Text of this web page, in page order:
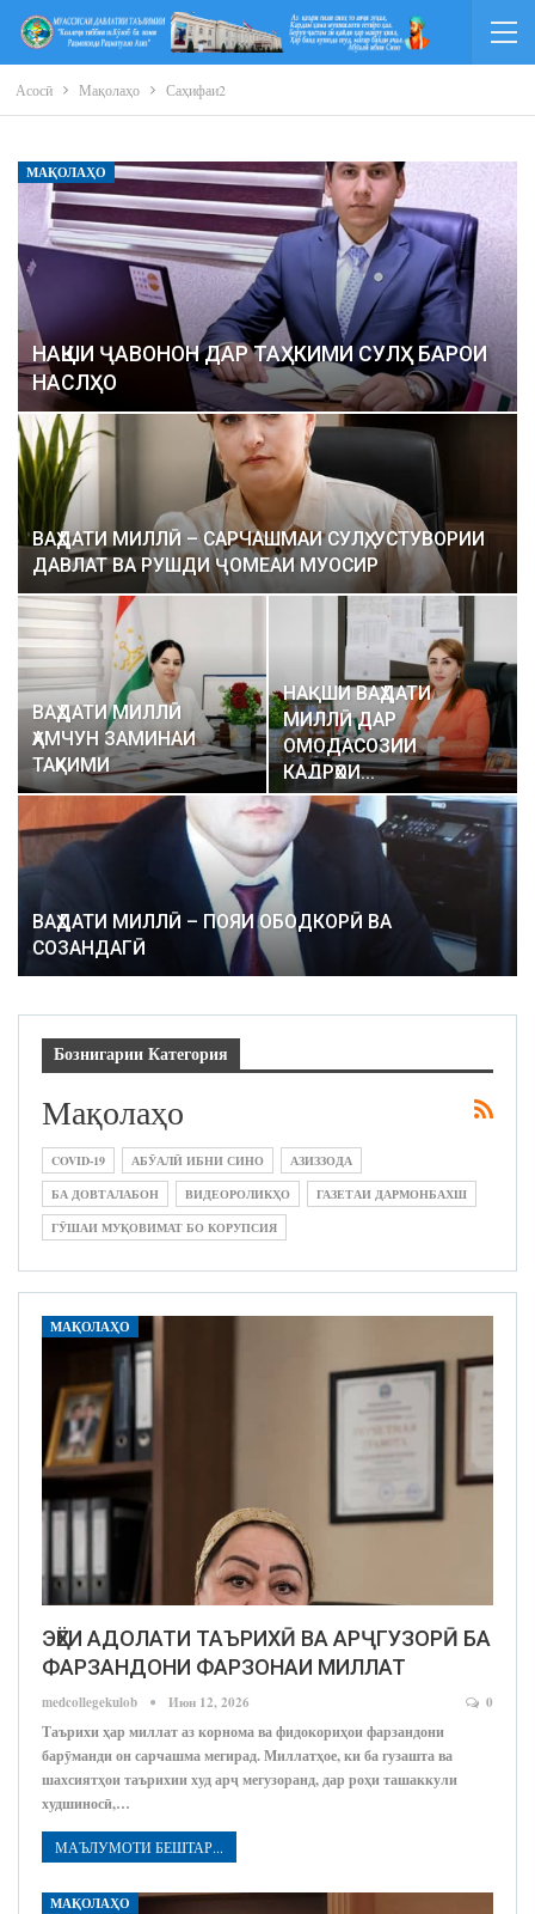
Асосӣ Мақолаҳо Саҳифаи2
МАҚОЛАҲО
НАҚШИ ҶАВОНОН ДАР ТАҲКИМИ СУЛҲ БАРОИ
НАСЛҲО
ВАҲДАТИ МИЛЛӢ – САРЧАШМАИ СУЛҲ, УСТУВОРИИ
ДАВЛАТ ВА РУШДИ ҶОМЕАИ МУОСИР
ВАҲДАТИ МИЛЛӢ
ҲАМЧУН ЗАМИНАИ
ТАҲКИМИ
ИНФРАСОХТОРИ
ТИББӢ…
НАҚШИ ВАҲДАТИ
МИЛЛӢ ДАР
ОМОДАСОЗИИ
КАДРҲОИ…
ВАҲДАТИ МИЛЛӢ – ПОЯИ ОБОДКОРӢ ВА
СОЗАНДАГӢ
Бознигарии Категория
Мақолаҳо
COVID-19 АБӮАЛӢ ИБНИ СИНО
АЗИЗЗОДА
БА ДОВТАЛАБОН
ВИДЕОРОЛИКҲО
ГАЗЕТАИ ДАРМОНБАХШ
ГӮШАИ МУҚОВИМАТ БО КОРУПСИЯ
МАҚОЛАҲО
ЭҲЁИ АДОЛАТИ ТАЪРИХӢ ВА АРҶГУЗОРӢ БА
ФАРЗАНДОНИ ФАРЗОНАИ МИЛЛАТ
medcollegekulob Июн 12, 2026 0
Таърихи ҳар миллат аз корнома ва фидокориҳои фарзандони
барӯманди он сарчашма мегирад. Миллатҳое, ки ба гузашта ва
шахсиятҳои таърихии худ арҷ мегузоранд, дар роҳи ташаккули
худшиносӣ,…
МАЪЛУМОТИ БЕШТАР...
МАҚОЛАҲО